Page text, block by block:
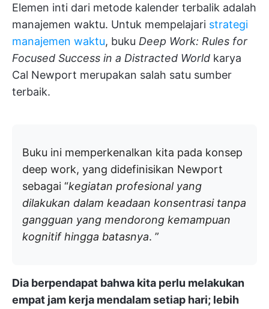
Elemen inti dari metode kalender terbalik adalah
manajemen waktu. Untuk mempelajari strategi
manajemen waktu, buku Deep Work: Rules for
Focused Success in a Distracted World karya
Cal Newport merupakan salah satu sumber
terbaik.
Buku ini memperkenalkan kita pada konsep
deep work, yang didefinisikan Newport
sebagai “kegiatan profesional yang
dilakukan dalam keadaan konsentrasi tanpa
gangguan yang mendorong kemampuan
kognitif hingga batasnya. ”
Dia berpendapat bahwa kita perlu melakukan
empat jam kerja mendalam setiap hari; lebih